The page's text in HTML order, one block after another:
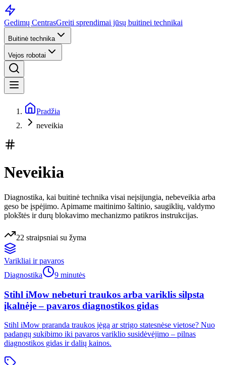
Gedimų CentrasGreiti sprendimai jūsų buitinei technikai
Buitinė technika
Vejos robotai
Pradžia
neveikia
Neveikia
Diagnostika, kai buitinė technika visai neįsijungia, nebeveikia arba
geso be įspėjimo. Apimame maitinimo šaltinio, saugiklių, valdymo
plokštės ir durų blokavimo mechanizmo patikros instrukcijas.
22 straipsniai su žyma
Varikliai ir pavaros
Diagnostika
9 minutės
Stihl iMow nebeturi traukos arba variklis silpsta
įkalnėje – pavaros diagnostikos gidas
Stihl iMow praranda traukos jėgą ar strigo statesnėse vietose? Nuo
padangų sukibimo iki pavaros variklio susidėvėjimo – pilnas
diagnostikos gidas ir dalių kainos.